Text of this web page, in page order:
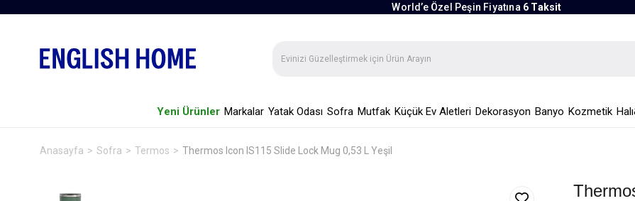
World’e Özel Peşin Fiyatına 6 Taksit
Yeni Ürünler Markalar Yatak Odası Sofra Mutfak Küçük Ev Aletleri Dekorasyon Banyo Kozmetik
Anasayfa Sofra Termos Thermos Icon IS115 Slide Lock Mug 0,53 L Yeşil